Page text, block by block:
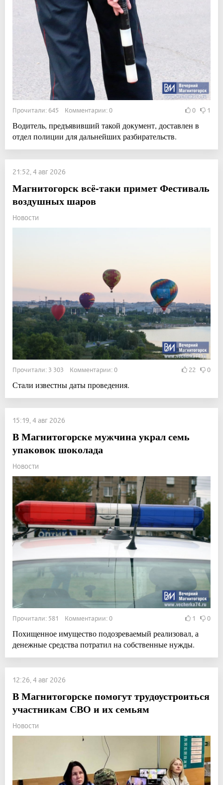
Прочитали: 645 Комментарии: 0 0 1
Водитель, предъявивший такой документ, доставлен в
отдел полиции для дальнейших разбирательств.
21:52, 4 авг 2026
Магнитогорск всё-таки примет Фестиваль
воздушных шаров
Новости
Прочитали: 3 303 Комментарии: 0 22 0
Стали известны даты проведения.
15:19, 4 авг 2026
В Магнитогорске мужчина украл семь
упаковок шоколада
Новости
Прочитали: 581 Комментарии: 0 1 0
Похищенное имущество подозреваемый реализовал, а
денежные средства потратил на собственные нужды.
12:26, 4 авг 2026
В Магнитогорске помогут трудоустроиться
участникам СВО и их семьям
Новости